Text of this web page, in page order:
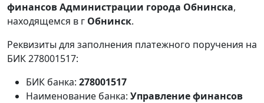
финансов Администрации города Обнинска,
находящемся в г Обнинск.
Реквизиты для заполнения платежного поручения на
БИК 278001517:
БИК банка: 278001517
Наименование банка: Управление финансов